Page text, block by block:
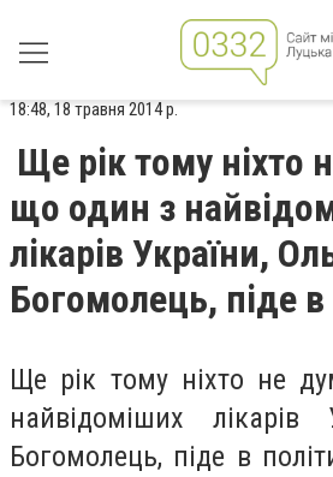
18:48, 18 травня 2014 р.
Ще рік тому ніхто
що один з
лікарів України,
Богомолець, піде в
Ще рік тому ніхто не
найвідоміших лікарів
Богомолець, піде в